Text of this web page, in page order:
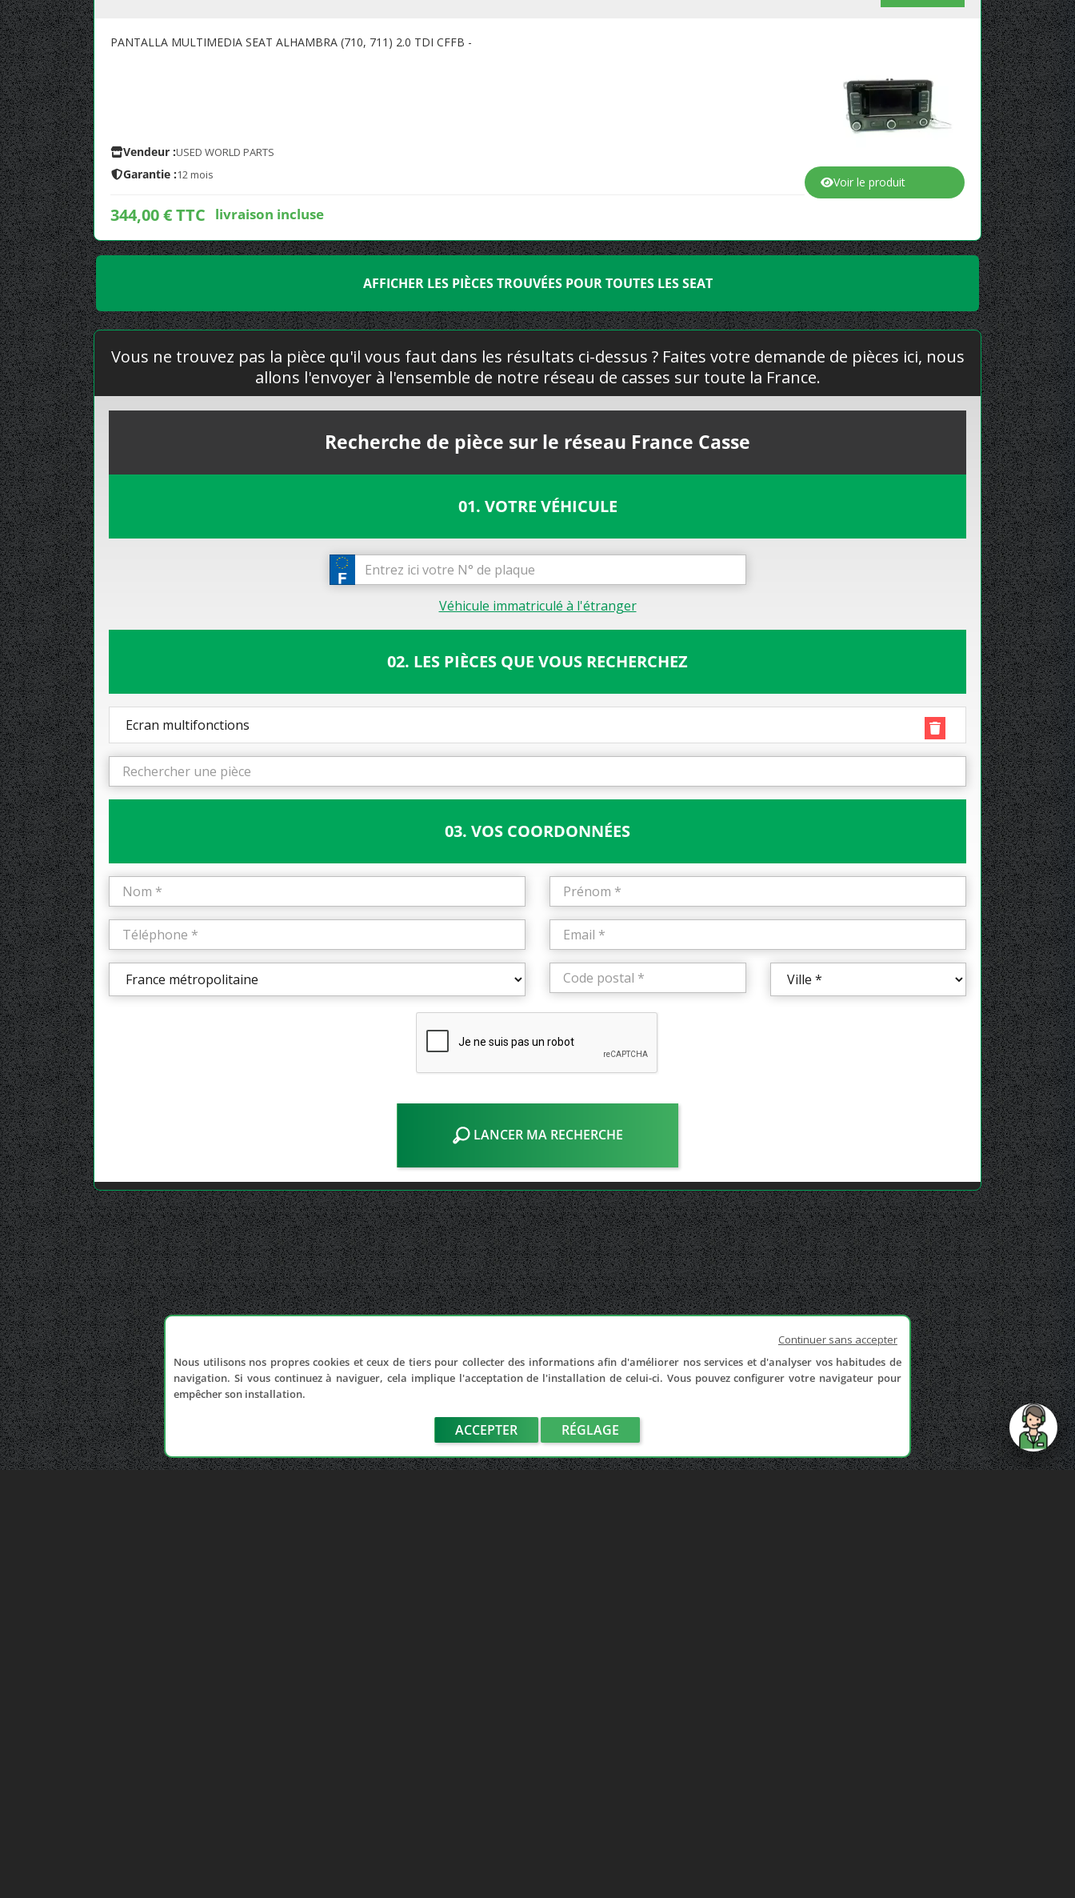
PANTALLA MULTIMEDIA SEAT ALHAMBRA (710, 711) 2.0 TDI CFFB -
Vendeur :USED WORLD PARTS
Garantie :12 mois
344,00 € TTC livraison incluse
Voir le produit
AFFICHER LES PIÈCES TROUVÉES POUR TOUTES LES SEAT
Vous ne trouvez pas la pièce qu'il vous faut dans les résultats ci-dessus ? Faites votre demande de pièces ici, nous
allons l'envoyer à l'ensemble de notre réseau de casses sur toute la France.
Recherche de pièce sur le réseau France Casse
01. VOTRE VÉHICULE
Véhicule immatriculé à l'étranger
02. LES PIÈCES QUE VOUS RECHERCHEZ
Ecran multifonctions
03. VOS COORDONNÉES
LANCER MA RECHERCHE
Continuer sans accepter
Nous utilisons nos propres cookies et ceux de tiers pour collecter des informations afin d'améliorer nos services et d'analyser vos habitudes de
navigation. Si vous continuez à naviguer, cela implique l'acceptation de l'installation de celui-ci. Vous pouvez configurer votre navigateur pour
empêcher son installation.
ACCEPTER RÉGLAGE